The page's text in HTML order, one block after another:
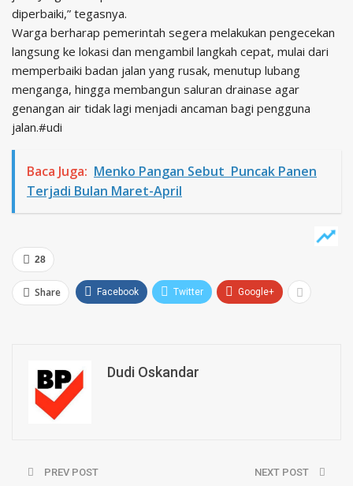
diperbaiki,” tegasnya.
Warga berharap pemerintah segera melakukan pengecekan
langsung ke lokasi dan mengambil langkah cepat, mulai dari
memperbaiki badan jalan yang rusak, menutup lubang
menganga, hingga membangun saluran drainase agar
genangan air tidak lagi menjadi ancaman bagi pengguna
jalan.#udi
Baca Juga: Menko Pangan Sebut Puncak Panen
Terjadi Bulan Maret-April
28
Share Facebook Twitter Google+
Dudi Oskandar
PREV POST NEXT POST